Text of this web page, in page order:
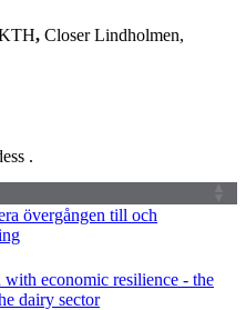
, Closer Lindholmen,
.
övergången till och
economic resilience - the
dairy sector